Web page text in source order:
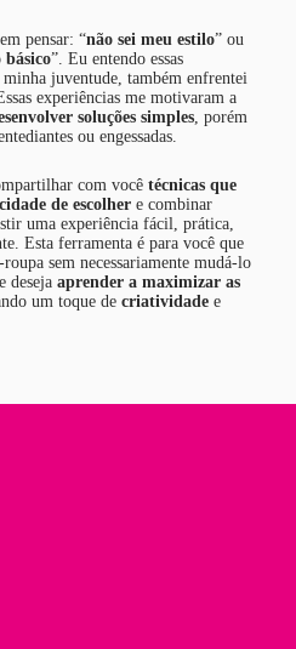
pensar: “não sei meu estilo” ou
”. Eu entendo essas
juventude, também enfrentei
experiências me motivaram a
soluções simples , porém
ou engessadas.
com você técnicas que
de escolher e combinar
uma experiência fácil, prática,
Esta ferramenta é para você que
sem necessariamente mudá-lo
deseja aprender a maximizar as
um toque de criatividade e